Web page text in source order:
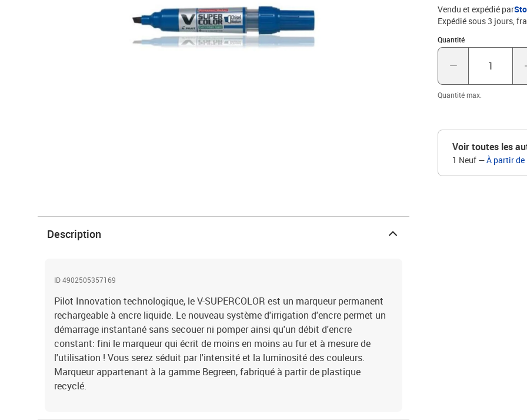
Vendu et expédié par
Expédié sous 3 jours,
Quantité
Quantité : 1
Quantité max.
Voir toutes les
1 Neuf —À partir de
Description
ID 4902505357169
Pilot Innovation technologique, le V-SUPERCOLOR est un marqueur permanent
rechargeable à encre liquide. Le nouveau système d'irrigation d'encre permet un
démarrage instantané sans secouer ni pomper ainsi qu'un débit d'encre
constant: fini le marqueur qui écrit de moins en moins au fur et à mesure de
l'utilisation ! Vous serez séduit par l'intensité et la luminosité des couleurs.
Marqueur appartenant à la gamme Begreen, fabriqué à partir de plastique
recyclé.